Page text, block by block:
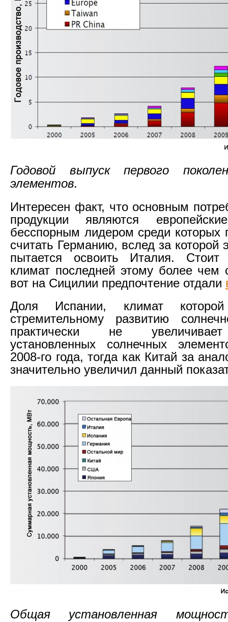
Годовой выпуск первого
элементов.
Интересен факт, что основным
продукции являются
бесспорным лидером среди которых
считать Германию, вслед за которой
пытается освоить Италия. Стоит
климат последней этому более чем
вот на Сицилии предпочтение отдали
Доля Испании, климат которой
стремительному развитию
практически не
установленных солнечных
2008-го года, тогда как Китай за
значительно увеличил данный
Общая установленная